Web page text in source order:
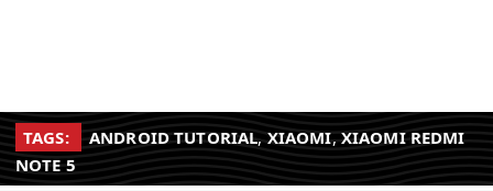
TAGS: ANDROID TUTORIAL, XIAOMI, XIAOMI REDMI
NOTE 5